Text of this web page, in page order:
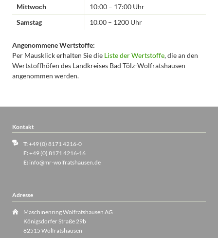
Mittwoch
10:00 – 17:00 Uhr
Samstag
10.00 – 1200 Uhr
Angenommene Wertstoffe:
Per Mausklick erhalten Sie die Liste der Wertstoffe, die an den
Wertstoffhöfen des Landkreises Bad Tölz-Wolfratshausen
angenommen werden.
Kontakt
T:+49 (0) 8171 4216-0
F:+49 (0) 8171 4216-16
E: info@mr-wolfratshausen.de
Adresse
Maschinenring Wolfratshausen AG
Königsdorfer Straße 29b
82515 Wolfratshausen